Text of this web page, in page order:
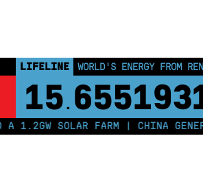
LIFELINE WORLD'S ENERGY FROM
15 .
SOLAR FARM | CHINA